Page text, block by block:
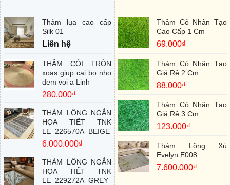
Thảm lụa cao cấp
Silk 01
Liên hệ
THẢM CÓI TRÒN
xoas giup cai bo nho
dem voi a Linh
280.000₫
THẢM LÔNG NGẮN
HỌA TIẾT TNK
LE_226570A_BEIGE
6.000.000₫
THẢM LÔNG NGẮN
HỌA TIẾT TNK
LE_229272A_GREY
Thảm Cỏ Nhân Tạo
Cao Cấp 1 Cm
69.000₫
Thảm Cỏ Nhân Tạo
Giá Rẻ 2 Cm
88.000₫
Thảm Cỏ Nhân Tạo
Giá Rẻ 3 Cm
123.000₫
Thảm Lông Xù
Evelyn E008
7.600.000₫